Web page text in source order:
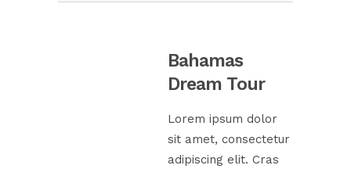
Bahamas
Dream Tour
Lorem ipsum dolor
sit amet, consectetur
adipiscing elit. Cras